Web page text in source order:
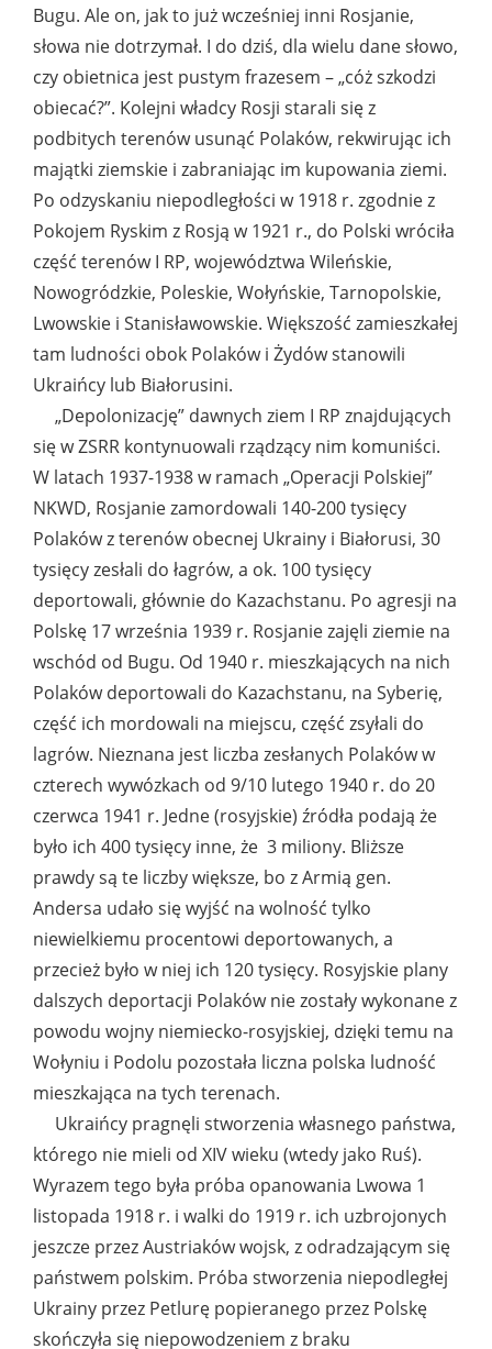
Bugu. Ale on, jak to już wcześniej inni Rosjanie,
słowa nie dotrzymał. I do dziś, dla wielu dane słowo,
czy obietnica jest pustym frazesem – „cóż szkodzi
obiecać?”. Kolejni władcy Rosji starali się z
podbitych terenów usunąć Polaków, rekwirując ich
majątki ziemskie i zabraniając im kupowania ziemi.
Po odzyskaniu niepodległości w 1918 r. zgodnie z
Pokojem Ryskim z Rosją w 1921 r., do Polski wróciła
część terenów I RP, województwa Wileńskie,
Nowogródzkie, Poleskie, Wołyńskie, Tarnopolskie,
Lwowskie i Stanisławowskie. Większość zamieszkałej
tam ludności obok Polaków i Żydów stanowili
Ukraińcy lub Białorusini.
„Depolonizację” dawnych ziem I RP znajdujących
się w ZSRR kontynuowali rządzący nim komuniści.
W latach 1937-1938 w ramach „Operacji Polskiej”
NKWD, Rosjanie zamordowali 140-200 tysięcy
Polaków z terenów obecnej Ukrainy i Białorusi, 30
tysięcy zesłali do łagrów, a ok. 100 tysięcy
deportowali, głównie do Kazachstanu. Po agresji na
Polskę 17 września 1939 r. Rosjanie zajęli ziemie na
wschód od Bugu. Od 1940 r. mieszkających na nich
Polaków deportowali do Kazachstanu, na Syberię,
część ich mordowali na miejscu, część zsyłali do
lagrów. Nieznana jest liczba zesłanych Polaków w
czterech wywózkach od 9/10 lutego 1940 r. do 20
czerwca 1941 r. Jedne (rosyjskie) źródła podają że
było ich 400 tysięcy inne, że 3 miliony. Bliższe
prawdy są te liczby większe, bo z Armią gen.
Andersa udało się wyjść na wolność tylko
niewielkiemu procentowi deportowanych, a
przecież było w niej ich 120 tysięcy. Rosyjskie plany
dalszych deportacji Polaków nie zostały wykonane z
powodu wojny niemiecko-rosyjskiej, dzięki temu na
Wołyniu i Podolu pozostała liczna polska ludność
mieszkająca na tych terenach.
Ukraińcy pragnęli stworzenia własnego państwa,
którego nie mieli od XIV wieku (wtedy jako Ruś).
Wyrazem tego była próba opanowania Lwowa 1
listopada 1918 r. i walki do 1919 r. ich uzbrojonych
jeszcze przez Austriaków wojsk, z odradzającym się
państwem polskim. Próba stworzenia niepodległej
Ukrainy przez Petlurę popieranego przez Polskę
skończyła się niepowodzeniem z braku